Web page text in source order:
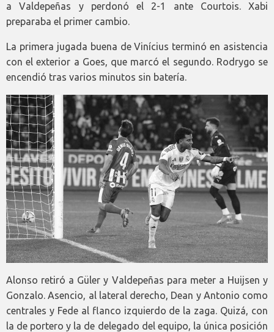
a Valdepeñas y perdonó el 2-1 ante Courtois. Xabi
preparaba el primer cambio.
La primera jugada buena de Vinícius terminó en asistencia
con el exterior a Goes, que marcó el segundo. Rodrygo se
encendió tras varios minutos sin batería.
Alonso retiró a Güler y Valdepeñas para meter a Huijsen y
Gonzalo. Asencio, al lateral derecho, Dean y Antonio como
centrales y Fede al flanco izquierdo de la zaga. Quizá, con
la de portero y la de delegado del equipo, la única posición